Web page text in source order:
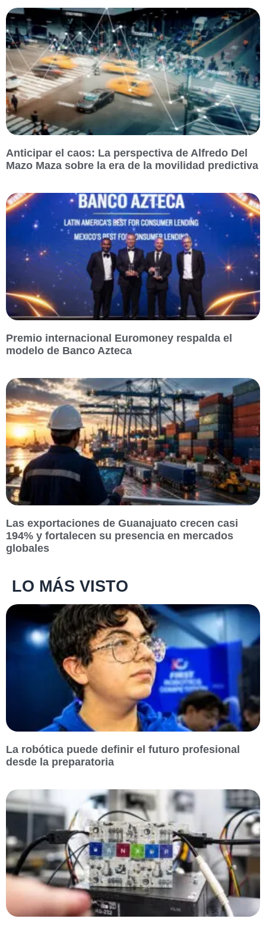
Anticipar el caos: La perspectiva de Alfredo Del
Mazo Maza sobre la era de la movilidad predictiva
Premio internacional Euromoney respalda el
modelo de Banco Azteca
Las exportaciones de Guanajuato crecen casi
194% y fortalecen su presencia en mercados
globales
LO MÁS VISTO
La robótica puede definir el futuro profesional
desde la preparatoria